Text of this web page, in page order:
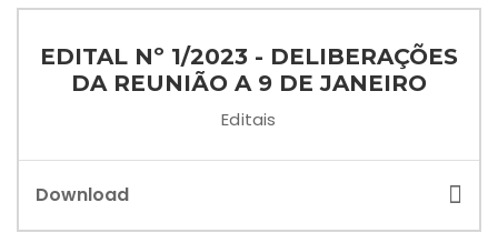
EDITAL Nº 1/2023 - DELIBERAÇÕES
DA REUNIÃO A 9 DE JANEIRO
Editais
Download